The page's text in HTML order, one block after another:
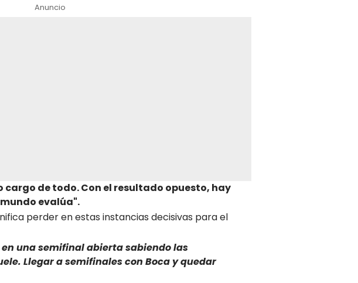
Anuncio
cargo de todo. Con el resultado opuesto, hay
evalúa".
perder en estas instancias decisivas para el
en una semifinal abierta sabiendo las
Llegar a semifinales con Boca y quedar